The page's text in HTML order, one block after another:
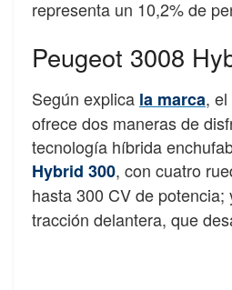
representa un 10,2% de
Peugeot 3008
Según explica la marca,
ofrece dos maneras de
tecnología híbrida
Hybrid 300, con cuatro
hasta 300 CV de potencia;
tracción delantera, que